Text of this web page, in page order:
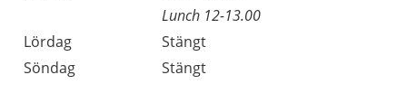
Lunch 12-13.00
Lördag
Stängt
Söndag
Stängt